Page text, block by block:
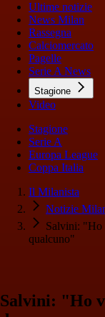
Ultime notizie
News Milan
Rassegna
Calciomercato
Pagelle
Serie A News
Stagione
Video
Stagione
Serie A
Europa League
Coppa Italia
Il Milanista
Notizie
Salvini: "Ho
qualcuno"
Salvini: "Ho